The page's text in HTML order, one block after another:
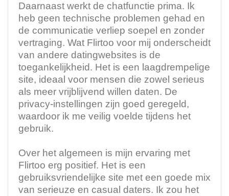
Daarnaast werkt de chatfunctie prima. Ik
heb geen technische problemen gehad en
de communicatie verliep soepel en zonder
vertraging. Wat Flirtoo voor mij onderscheidt
van andere datingwebsites is de
toegankelijkheid. Het is een laagdrempelige
site, ideaal voor mensen die zowel serieus
als meer vrijblijvend willen daten. De
privacy-instellingen zijn goed geregeld,
waardoor ik me veilig voelde tijdens het
gebruik.
Over het algemeen is mijn ervaring met
Flirtoo erg positief. Het is een
gebruiksvriendelijke site met een goede mix
van serieuze en casual daters. Ik zou het